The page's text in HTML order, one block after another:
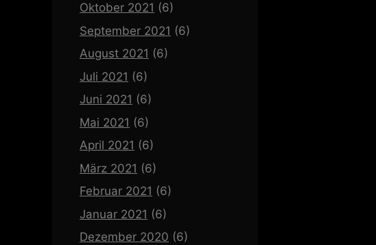
Oktober 2021 (6)
September 2021 (6)
August 2021 (6)
Juli 2021 (6)
Juni 2021 (6)
Mai 2021 (6)
April 2021 (6)
März 2021 (6)
Februar 2021 (6)
Januar 2021 (6)
Dezember 2020 (6)